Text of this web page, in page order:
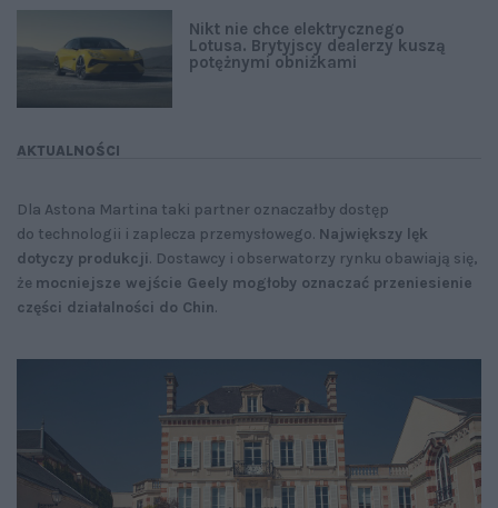
AKTUALNOŚCI
Nikt nie chce elektrycznego
Lotusa. Brytyjscy dealerzy kuszą
potężnymi obniżkami
Dla Astona Martina taki partner oznaczałby dostęp
do technologii i zaplecza przemysłowego. Największy lęk
dotyczy produkcji. Dostawcy i obserwatorzy rynku obawiają się,
że mocniejsze wejście Geely mogłoby oznaczać przeniesienie
części działalności do Chin.